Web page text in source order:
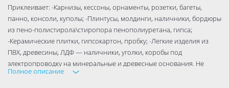
Приклеивает: -Карнизы, кессоны, орнаменты, розетки, багеты,
панно, консоли, куполы; -Плинтусы, молдинги, наличники, бордюры
из пено-полистирола\стиропора пенополиуретана, гипса;
-Керамические плитки, гипсокартон, пробку; -Легкие изделия из
ПВХ, древесины, ЛДФ — наличники, уголки, коробы под
электропроводку на минеральные и древесные основания. Не
подходит для приклеивания: зеркал, полиэтилена, пропилена,
Полное описание